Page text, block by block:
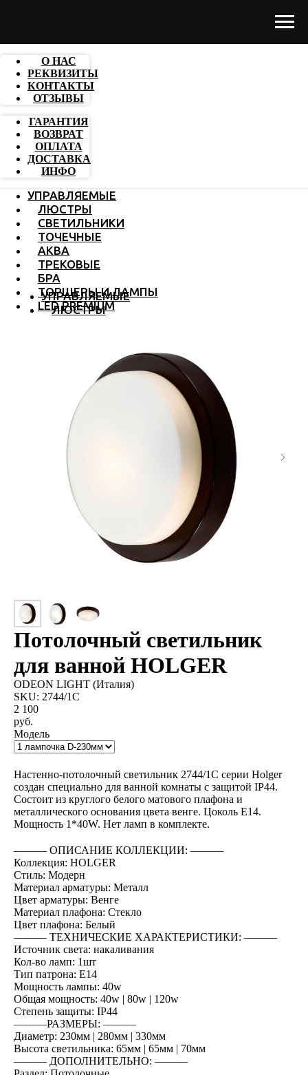
О НАС
РЕКВИЗИТЫ
КОНТАКТЫ
ОТЗЫВЫ
ГАРАНТИЯ
ВОЗВРАТ
ОПЛАТА
ДОСТАВКА
ИНФО
УПРАВЛЯЕМЫЕ
ЛЮСТРЫ
СВЕТИЛЬНИКИ
ТОЧЕЧНЫЕ
АКВА
ТРЕКОВЫЕ
БРА
ТОРШЕРЫ И ЛАМПЫ
LED PREMIUM
УПРАВЛЯЕМЫЕ
ЛЮСТРЫ
ТРЕКОВЫЕ
ТОРШЕРЫ И ЛАМПЫ
LED PREMIUM
Потолочный светильник
для ванной HOLGER
ODEON LIGHT (Италия)
SKU: 2744/1C
2 100
руб.
Модель
Настенно-потолочный светильник 2744/1C серии Holger
создан специально для ванной комнаты с защитой IP44.
Состоит из круглого белого матового плафона и
металлического основания цвета венге. Цоколь E14.
Мощность 1*40W. Нет ламп в комплекте.
――― ОПИСАНИЕ КОЛЛЕКЦИИ: ―――
Коллекция: HOLGER
Стиль: Модерн
Материал арматуры: Металл
Цвет арматуры: Венге
Материал плафона: Стекло
Цвет плафона: Белый
――― ТЕХНИЧЕСКИЕ ХАРАКТЕРИСТИКИ: ―――
Источник света: накаливания
Кол-во ламп: 1шт
Тип патрона: E14
Мощность лампы: 40w
Общая мощность: 40w | 80w | 120w
Степень защиты: IP44
―――РАЗМЕРЫ: ―――
Диаметр: 230мм | 280мм | 330мм
Высота светильника: 65мм | 65мм | 70мм
――― ДОПОЛНИТЕЛЬНО: ―――